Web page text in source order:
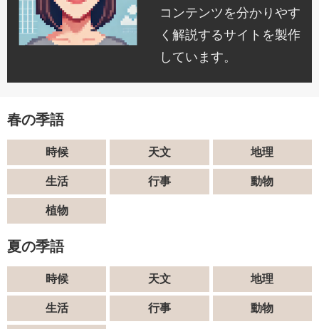
コンテンツを分かりやす
く解説するサイトを製作
しています。
春の季語
時候 天文 地理
生活 行事 動物
植物
夏の季語
時候 天文 地理
生活 行事 動物